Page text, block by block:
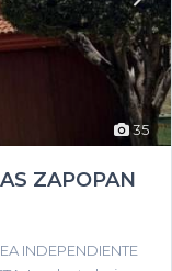
35
ZAPOPAN
INDEPENDIENTE